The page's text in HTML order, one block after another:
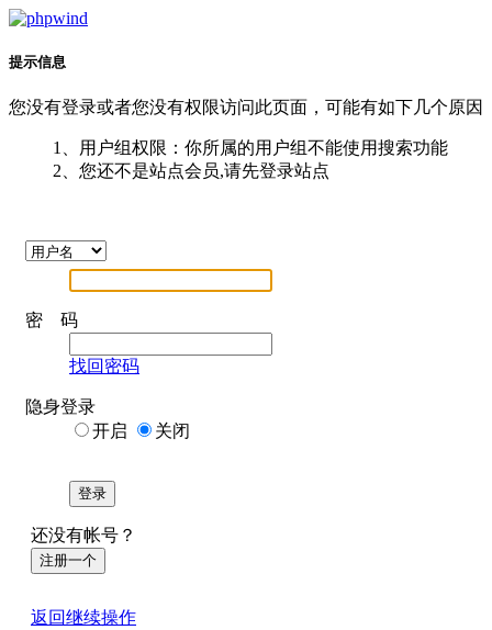
提示信息
您没有登录或者您没有权限访问此页面，可能有如下几个原因
1、用户组权限：你所属的用户组不能使用搜索功能
2、您还不是站点会员,请先登录站点
密 码
找回密码
隐身登录
开启
关闭
登录
还没有帐号？
注册一个
返回继续操作